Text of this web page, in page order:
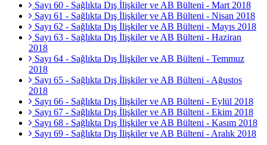
Sayı 60 - Sağlıkta Dış İlişkiler ve AB Bülteni - Mart 2018
Sayı 61 - Sağlıkta Dış İlişkiler ve AB Bülteni - Nisan 2018
Sayı 62 - Sağlıkta Dış İlişkiler ve AB Bülteni - Mayıs 2018
Sayı 63 - Sağlıkta Dış İlişkiler ve AB Bülteni - Haziran
2018
Sayı 64 - Sağlıkta Dış İlişkiler ve AB Bülteni - Temmuz
2018
Sayı 65 - Sağlıkta Dış İlişkiler ve AB Bülteni - Ağustos
2018
Sayı 66 - Sağlıkta Dış İlişkiler ve AB Bülteni - Eylül 2018
Sayı 67 - Sağlıkta Dış İlişkiler ve AB Bülteni - Ekim 2018
Sayı 68 - Sağlıkta Dış İlişkiler ve AB Bülteni - Kasım 2018
Sayı 69 - Sağlıkta Dış İlişkiler ve AB Bülteni - Aralık 2018